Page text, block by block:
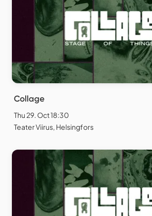
Collage
Thu 29. Oct 18:30
Teater Viirus, Helsingfors